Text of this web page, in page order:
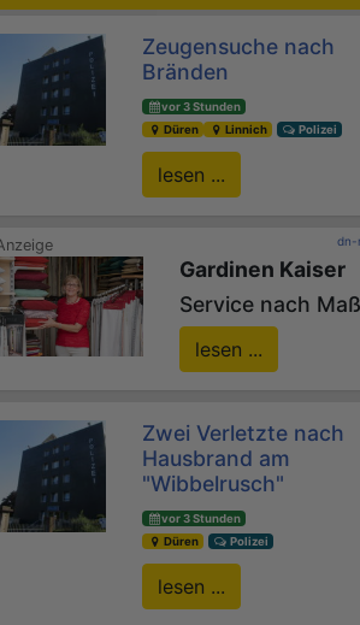
Zeugensuche nach
Bränden
vor 3 Stunden
Düren
Linnich Polizei
lesen ...
dn-
Gardinen Kaiser
Service nach Maß
lesen ...
Zwei Verletzte nach
Hausbrand am
"Wibbelrusch"
vor 3 Stunden
Düren
Polizei
lesen ...